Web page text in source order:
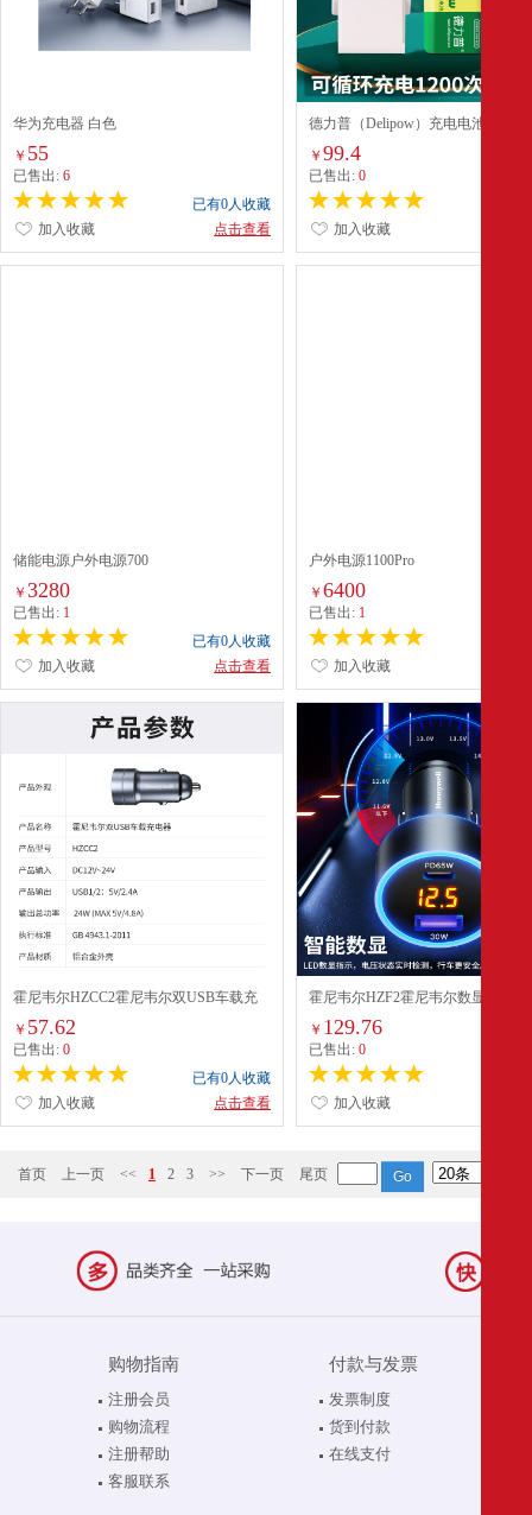
华为充电器 白色
￥ 55
已售出: 6
已有0人收藏
点击查看
加入收藏
德力普（Delipow）充电电池 9V锂
适用万用表/话筒/麦克风等
￥99.4
已售出:0
加入收藏
储能电源户外电源700
￥ 3280
已售出: 1
已有0人收藏
点击查看
加入收藏
户外电源1100Pro
￥6400
已售出: 1
加入收藏
霍尼韦尔HZCC2霍尼韦尔双USB车载充
电器
￥ 57.62
已售出: 0
已有0人收藏
点击查看
加入收藏
霍尼韦尔HZF2霍尼韦尔数显A+C双
车载充电器
￥ 129.76
已售出:0
加入收藏
首页 上一页 << 1 2 3 >> 下一页 尾页
购物指南
注册会员
购物流程
注册帮助
客服联系
付款与发票
发票制度
货到付款
在线支付